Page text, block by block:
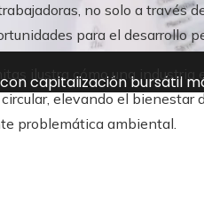
con capitalización bursátil
no solo a través
para el desarrollo
ilustra cómo una industria
elevando el
problemática ambiental.